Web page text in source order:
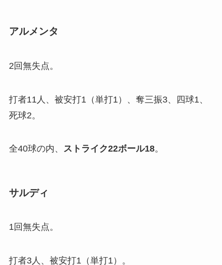
アルメンタ
2回無失点。
打者11人、被安打1（単打1）、奪三振3、四球1、
死球2。
全40球の内、 ストライク22ボール18。
サルディ
1回無失点。
打者3人、被安打1（単打1）。